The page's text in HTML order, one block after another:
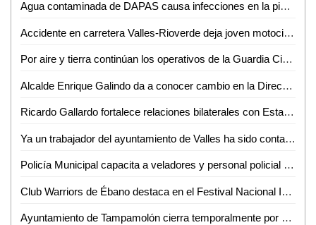
Agua contaminada de DAPAS causa infecciones en la piel y estómago de los vallenses
Accidente en carretera Valles-Rioverde deja joven motociclista lesionado
Por aire y tierra continúan los operativos de la Guardia Civil estatal en la zona huasteca
Alcalde Enrique Galindo da a conocer cambio en la Dirección de Obras Públicas del Ayuntamiento
Ricardo Gallardo fortalece relaciones bilaterales con Estados Unidos
Ya un trabajador del ayuntamiento de Valles ha sido contagiado de dengue
Policía Municipal capacita a veladores y personal policial en Ciudad Valles
Club Warriors de Ébano destaca en el Festival Nacional Infantil y Juvenil de Voleibol León 2024
Ayuntamiento de Tampamolón cierra temporalmente por aumento en los casos de dengue